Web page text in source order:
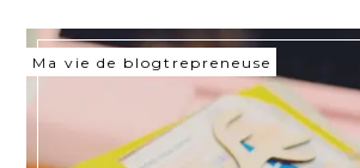
Ma vie de blogtrepreneuse